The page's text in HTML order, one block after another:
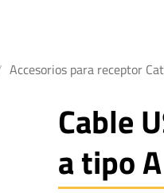
Accesorios para receptor
Cable
a tipo